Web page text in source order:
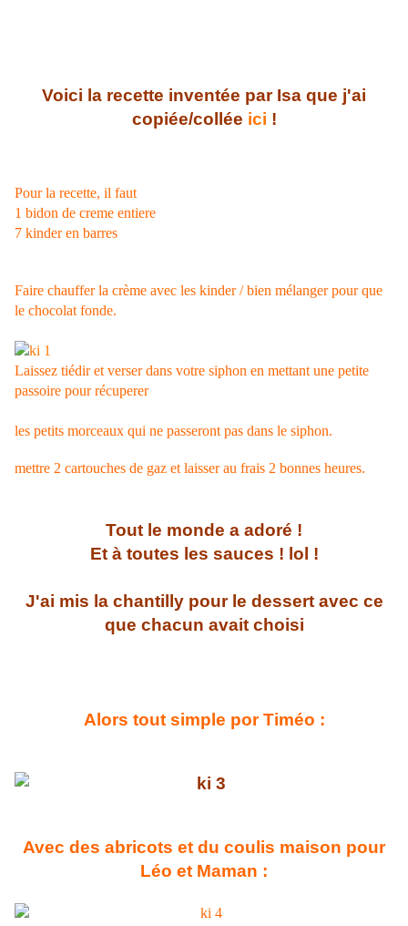
Voici la recette inventée par Isa que j'ai
copiée/collée ici !
Pour la recette, il faut
1 bidon de creme entiere
7 kinder en barres
Faire chauffer la crème avec les kinder / bien mélanger pour que
le chocolat fonde.
Laissez tiédir et verser dans votre siphon en mettant une petite
passoire pour récuperer
les petits morceaux qui ne passeront pas dans le siphon.
mettre 2 cartouches de gaz et laisser au frais 2 bonnes heures.
Tout le monde a adoré !
Et à toutes les sauces ! lol !
J'ai mis la chantilly pour le dessert avec ce
que chacun avait choisi
Alors tout simple por Timéo :
Avec des abricots et du coulis maison pour
Léo et Maman :